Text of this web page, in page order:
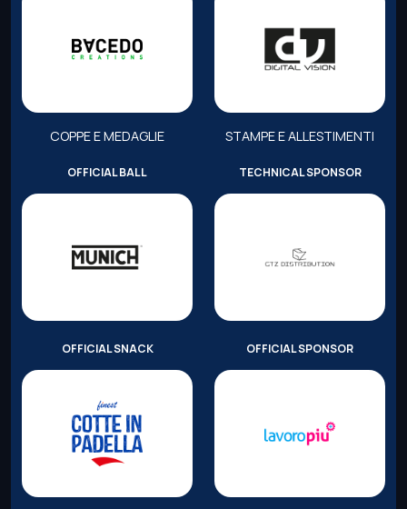
COPPE E MEDAGLIE STAMPE E ALLESTIMENTI
OFFICIAL BALL TECHNICAL SPONSOR
OFFICIAL SNACK OFFICIAL SPONSOR